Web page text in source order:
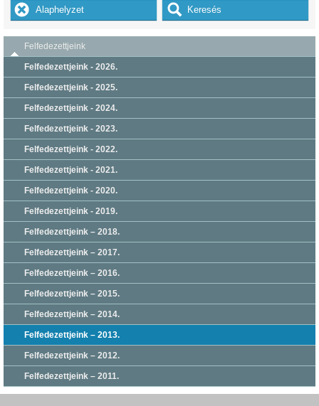
Felfedezettjeink
Felfedezettjeink - 2026.
Felfedezettjeink - 2025.
Felfedezettjeink - 2024.
Felfedezettjeink - 2023.
Felfedezettjeink - 2022.
Felfedezettjeink - 2021.
Felfedezettjeink - 2020.
Felfedezettjeink - 2019.
Felfedezettjeink – 2018.
Felfedezettjeink – 2017.
Felfedezettjeink – 2016.
Felfedezettjeink – 2015.
Felfedezettjeink – 2014.
Felfedezettjeink – 2013.
Felfedezettjeink – 2012.
Felfedezettjeink – 2011.